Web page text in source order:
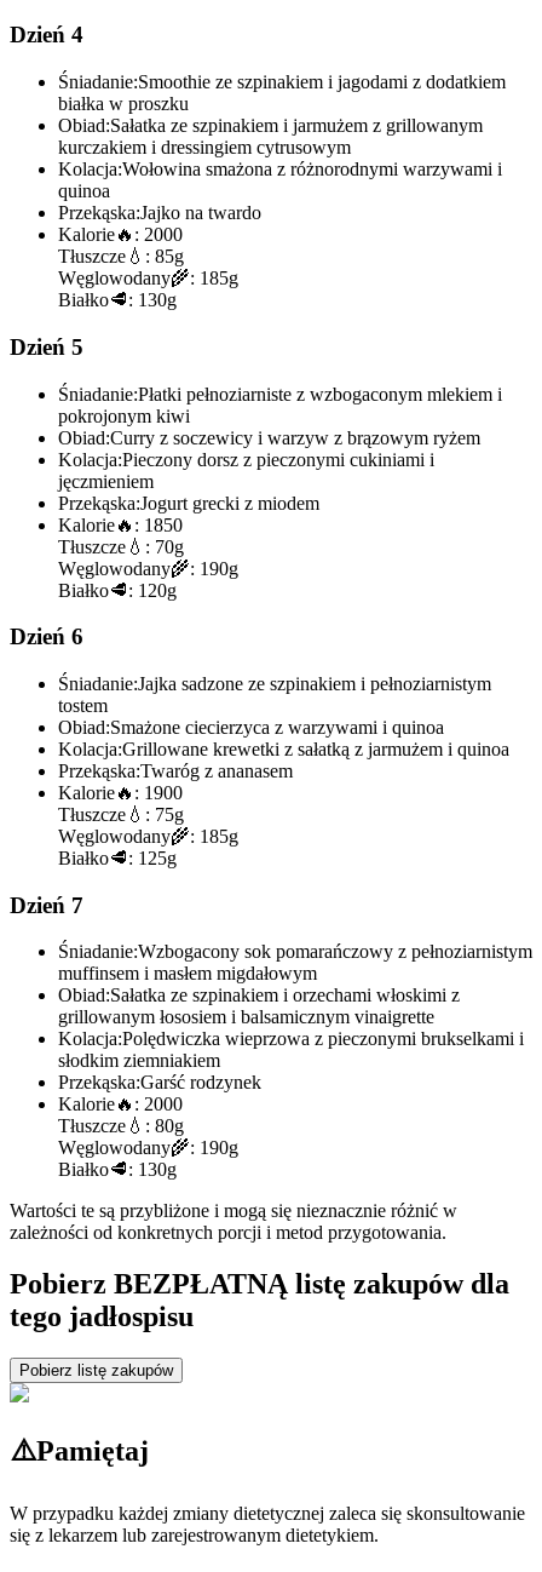
Dzień 4
Śniadanie:Smoothie ze szpinakiem i jagodami z dodatkiem
białka w proszku
Obiad:Sałatka ze szpinakiem i jarmużem z grillowanym
kurczakiem i dressingiem cytrusowym
Kolacja:Wołowina smażona z różnorodnymi warzywami i
quinoa
Przekąska:Jajko na twardo
Kalorie🔥: 2000
Tłuszcze 💧: 85g
Węglowodany🌾: 185g
Białko🥩: 130g
Dzień 5
Śniadanie:Płatki pełnoziarniste z wzbogaconym mlekiem i
pokrojonym kiwi
Obiad:Curry z soczewicy i warzyw z brązowym ryżem
Kolacja:Pieczony dorsz z pieczonymi cukiniami i
jęczmieniem
Przekąska:Jogurt grecki z miodem
Kalorie🔥: 1850
Tłuszcze 💧: 70g
Węglowodany🌾: 190g
Białko🥩: 120g
Dzień 6
Śniadanie:Jajka sadzone ze szpinakiem i pełnoziarnistym
tostem
Obiad:Smażone ciecierzyca z warzywami i quinoa
Kolacja:Grillowane krewetki z sałatką z jarmużem i quinoa
Przekąska:Twaróg z ananasem
Kalorie🔥: 1900
Tłuszcze 💧: 75g
Węglowodany🌾: 185g
Białko🥩: 125g
Dzień 7
Śniadanie:Wzbogacony sok pomarańczowy z pełnoziarnistym
muffinsem i masłem migdałowym
Obiad:Sałatka ze szpinakiem i orzechami włoskimi z
grillowanym łososiem i balsamicznym vinaigrette
Kolacja:Polędwiczka wieprzowa z pieczonymi brukselkami i
słodkim ziemniakiem
Przekąska:Garść rodzynek
Kalorie🔥: 2000
Tłuszcze 💧: 80g
Węglowodany🌾: 190g
Białko🥩: 130g
Wartości te są przybliżone i mogą się nieznacznie różnić w
zależności od konkretnych porcji i metod przygotowania.
Pobierz BEZPŁATNĄ listę zakupów dla
tego jadłospisu
Pobierz listę zakupów
⚠️Pamiętaj
W przypadku każdej zmiany dietetycznej zaleca się skonsultowanie
się z lekarzem lub zarejestrowanym dietetykiem.